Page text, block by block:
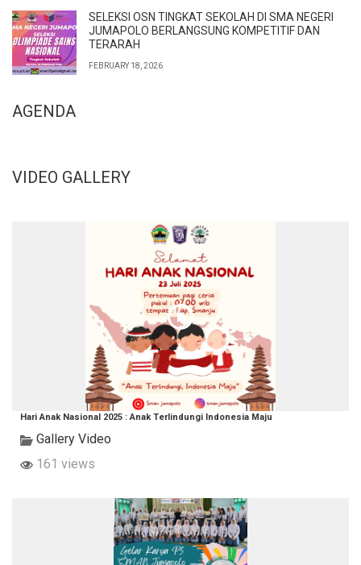
SELEKSI OSN TINGKAT SEKOLAH DI SMA NEGERI
JUMAPOLO BERLANGSUNG KOMPETITIF DAN
TERARAH
FEBRUARY 18, 2026
AGENDA
VIDEO GALLERY
Hari Anak Nasional 2025 : Anak Terlindungi Indonesia Maju
Gallery Video
161 views